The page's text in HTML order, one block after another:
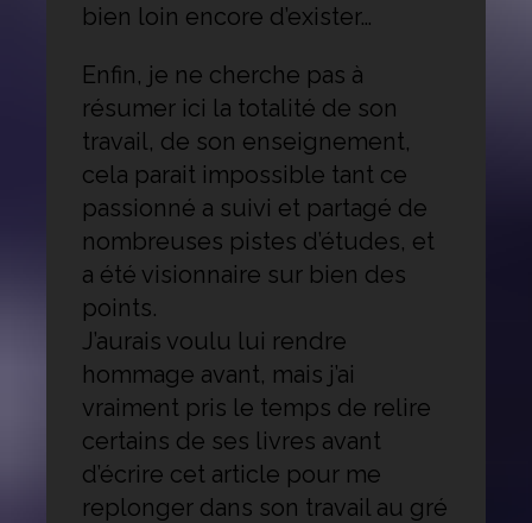
bien loin encore d’exister…
Enfin, je ne cherche pas à
résumer ici la totalité de son
travail, de son enseignement,
cela parait impossible tant ce
passionné a suivi et partagé de
nombreuses pistes d’études, et
a été visionnaire sur bien des
points.
J’aurais voulu lui rendre
hommage avant, mais j’ai
vraiment pris le temps de relire
certains de ses livres avant
d’écrire cet article pour me
replonger dans son travail au gré